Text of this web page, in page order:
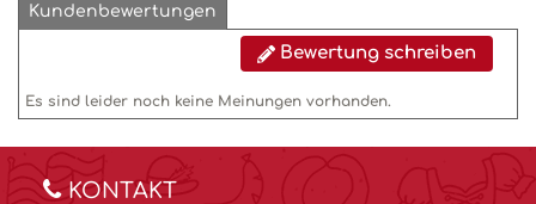
Kundenbewertungen
Bewertung schreiben
Es sind leider noch keine Meinungen vorhanden.
KONTAKT